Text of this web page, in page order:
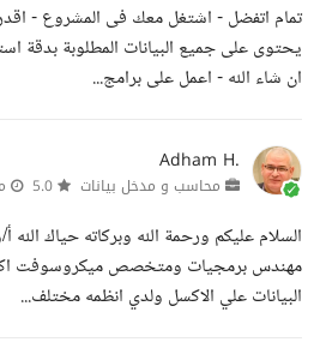
تمام اتفضل - اشتغل معك فى المشروع -
يحتوى على جميع البيانات المطلوبة بدقة
ان شاء الله - اعمل على برامج...
Adham H.
محاسب و مدخل بيانات
السلام عليكم ورحمة الله وبركاته حياك
مهندس برمجيات ومتخصص ميكروسوفت
البيانات علي الاكسل ولدي انظمه مختلف...